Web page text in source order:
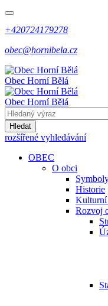
+420724179278
obec@hornibela.cz
Obec HorníBělá
Obec HorníBělá
Hledat
rozšířené vyhledávání
OBEC
O obci
Historie
Kulturní
Rozvoj